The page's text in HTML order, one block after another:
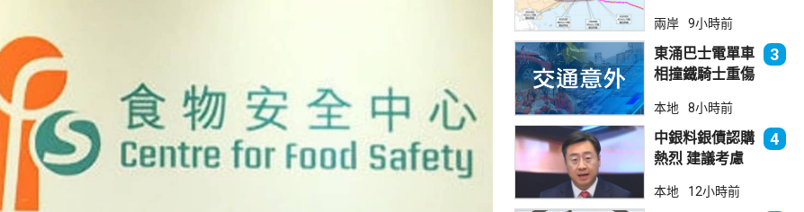
兩岸 9小時前
東涌巴士電單車
相撞鐵騎士重傷
被捕
3
本地 8小時前
中銀料銀債認購
熱烈 建議考慮
4
本地 12小時前